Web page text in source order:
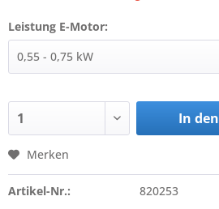
Leistung E-Motor:
In den
Merken
Artikel-Nr.: 820253